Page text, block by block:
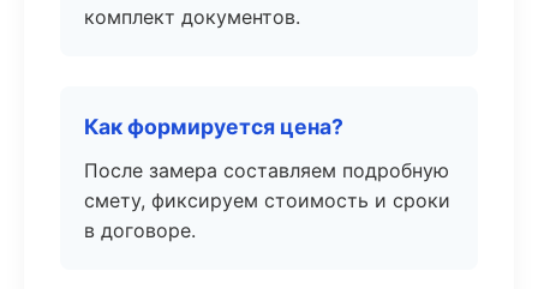
комплект документов.
Как формируется цена?
После замера составляем подробную
смету, фиксируем стоимость и сроки
в договоре.